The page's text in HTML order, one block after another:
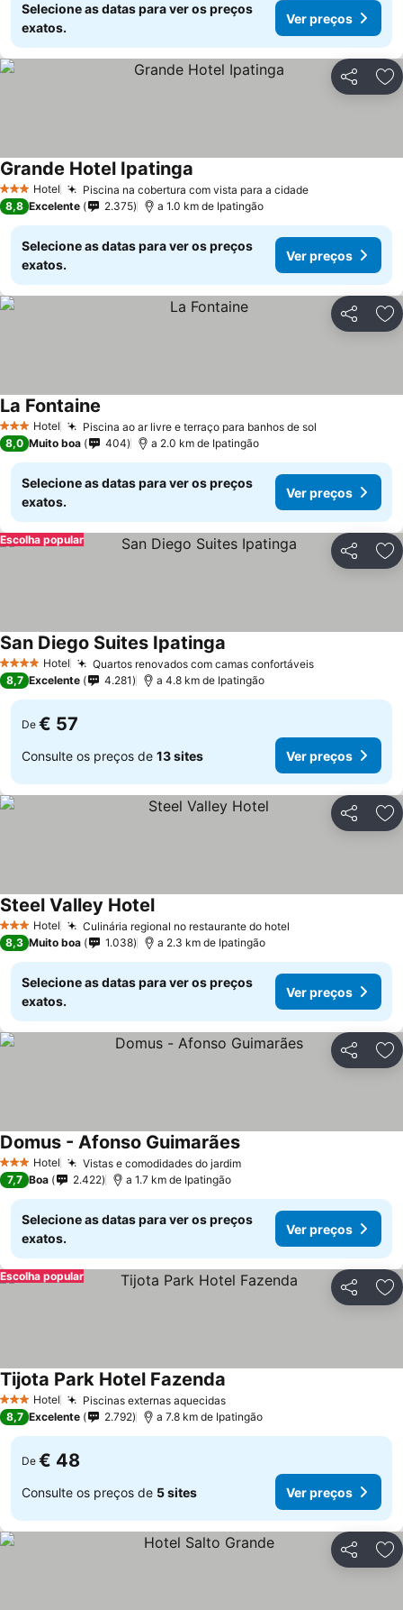
Selecione as datas para ver os preços
exatos.
Ver preços
Partilhar
3 EstrelasHotel Piscina na cobertura com vista para a cidadeVer preços
Grande Hotel Ipatinga
8,8 Excelente 2.375 a 1.0 km de Ipatingão
Selecione as datas para ver os preços
exatos.
Ver preços
Partilhar
3 EstrelasHotel Piscina ao ar livre e terraço para banhos de sol
La Fontaine
8,0 Muito boa 404 a 2.0 km de Ipatingão
Selecione as datas para ver os preços
exatos.
Ver preços
Partilhar
Escolha popular
4 EstrelasHotel Quartos renovados com camas confortáveisVer preços
San Diego Suites Ipatinga
8,7 Excelente 4.281 a 4.8 km de Ipatingão
De € 57
Consulte os preços de 13 sites Ver preços
Partilhar
3 EstrelasHotel Culinária regional no restaurante do hotel
Steel Valley HotelVer preços
8,3 Muito boa 1.038 a 2.3 km de Ipatingão
Selecione as datas para ver os preços
exatos.
Ver preços
Partilhar
3 EstrelasHotel Vistas e comodidades do jardimVer preços
Domus - Afonso GuimarãesVer preços
7,7 Boa 2.422 a 1.7 km de Ipatingão
Selecione as datas para ver os preços
exatos.
Ver preços
Partilhar
Escolha popular
3 EstrelasHotel Piscinas externas aquecidasVer preços
Tijota Park Hotel Fazenda
8,7 Excelente 2.792 a 7.8 km de Ipatingão
De € 48
Consulte os preços de 5 sites Ver preços
Partilhar